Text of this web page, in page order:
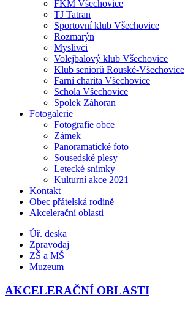
FKM Všechovice
TJ Tatran
Sportovní klub Všechovice
Rozmarýn
Myslivci
Volejbalový klub Všechovice
Klub seniorů Rouské-Všechovice
Farní charita Všechovice
Schola Všechovice
Spolek Záhoran
Fotogalerie
Fotografie obce
Zámek
Panoramatické foto
Sousedské plesy
Letecké snímky
Kulturní akce 2021
Kontakt
Obec přátelská rodině
Akcelerační oblasti
Úř. deska
Zpravodaj
ZŠ a MŠ
Muzeum
AKCELERAČNÍ OBLASTI